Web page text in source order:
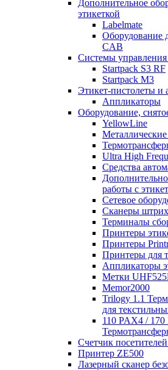
Дополнительное
этикеткой
Labelmate
Оборудование
CAB
Системы
Startpack S3 RF
Startpack M3
Этикет-пистолеты и
Аппликаторы
Оборудование,
YellowLine
Ultra High
Средства
работы с
Сетевое
Сканеры
Терминалы
Принтеры
Принтеры
Принтеры для
Аппликаторы
Метки
Memor2000
Trilogy 1.1
для
110 PAX4 /
Счетчик
Принтер ZE500
Лазерный сканер